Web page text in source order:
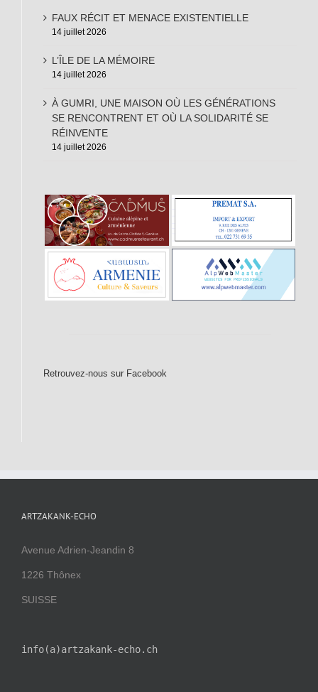
FAUX RÉCIT ET MENACE EXISTENTIELLE
14 juillet 2026
L’ÎLE DE LA MÉMOIRE
14 juillet 2026
À GUMRI, UNE MAISON OÙ LES GÉNÉRATIONS
SE RENCONTRENT ET OÙ LA SOLIDARITÉ SE
RÉINVENTE
14 juillet 2026
Retrouvez-nous sur Facebook
ARTZAKANK-ECHO
Avenue Adrien-Jeandin 8
1226 Thônex
SUISSE
info(a)artzakank-echo.ch